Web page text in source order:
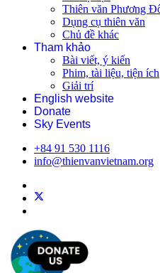
Thiên văn Phương
Dụng cụ thiên văn
Chủ đề khác
Tham khảo
Bài viết, ý kiến
Phim, tài liệu, tiện ích
Giải trí
English website
Donate
Sky Events
+84 91 530 1116
info@thienvanvietnam.org